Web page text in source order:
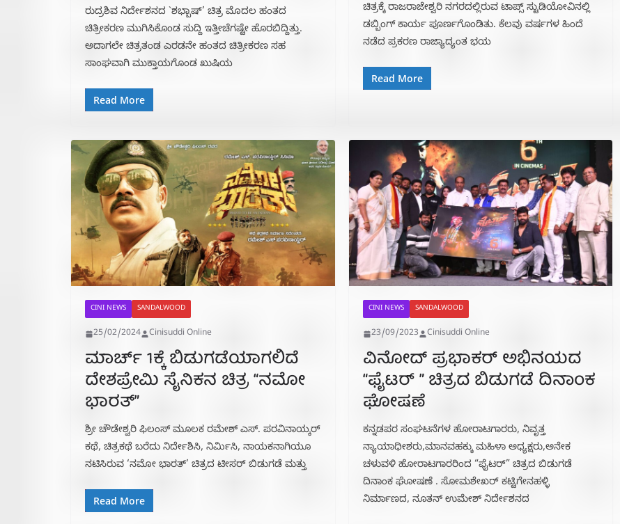
ರುದ್ರಶಿವ ನಿರ್ದೇಶನದ `ಶಭ್ಬಾಷ್’ ಚಿತ್ರ ಮೊದಲ ಹಂತದ
ಚಿತ್ರೀಕರಣ ಮುಗಿಸಿಕೊಂಡ ಸುದ್ದಿ ಇತ್ತೀಚೆಗಷ್ಟೇ ಹೊರಬಿದ್ದಿತ್ತು.
ಅದಾಗಲೇ ಚಿತ್ರತಂಡ ಎರಡನೇ ಹಂತದ ಚಿತ್ರೀಕರಣ ಸಹ
ಸಾಂಘವಾಗಿ ಮುಕ್ತಾಯಗೊಂಡ ಖುಷಿಯ
Read More
ಚಿತ್ರಕ್ಕೆ ರಾಜರಾಜೇಶ್ವರಿ ನಗರದಲ್ಲಿರುವ ಟಾಪ್ಸ್ ಸ್ಟುಡಿಯೋವಿನಲ್ಲಿ
ಡಬ್ಬಿಂಗ್ ಕಾರ್ಯ ಪೂರ್ಣಗೊಂಡಿತು. ಕೆಲವು ವರ್ಷಗಳ ಹಿಂದೆ
ನಡೆದ ಪ್ರಕರಣ ರಾಜ್ಯಾದ್ಯಂತ ಭಯ
Read More
CINI NEWS SANDALWOOD
25/02/2024 Cinisuddi Online
ಮಾರ್ಚ್ 1ಕ್ಕೆ ಬಿಡುಗಡೆಯಾಗಲಿದೆ
ದೇಶಪ್ರೇಮಿ ಸೈನಿಕನ ಚಿತ್ರ “ನಮೋ
ಭಾರತ್”
ಶ್ರೀ ಚೌಡೇಶ್ವರಿ ಫಿಲಂಸ್ ಮೂಲಕ ರಮೇಶ್ ಎಸ್. ಪರವಿನಾಯ್ಕರ್
ಕಥೆ, ಚಿತ್ರಕಥೆ ಬರೆದು ನಿರ್ದೇಶಿಸಿ, ನಿರ್ಮಿಸಿ, ನಾಯಕನಾಗಿಯೂ
ನಟಿಸಿರುವ ‘ನಮೋ ಭಾರತ್‍’ ಚಿತ್ರದ ಟೀಸರ್‍ ಬಿಡುಗಡೆ ಮತ್ತು
Read More
CINI NEWS SANDALWOOD
23/09/2023 Cinisuddi Online
ವಿನೋದ್ ಪ್ರಭಾಕರ್ ಅಭಿನಯದ
“ಫೈಟರ್ ” ಚಿತ್ರದ ಬಿಡುಗಡೆ ದಿನಾಂಕ
ಘೋಷಣೆ
ಕನ್ನಡಪರ ಸಂಘಟನೆಗಳ ಹೋರಾಟಗಾರರು, ನಿವೃತ್ತ
ನ್ಯಾಯಾಧೀಶರು,ಮಾನವಹಕ್ಕು ಮಹಿಳಾ ಅಧ್ಯಕ್ಷರು,ಅನೇಕ
ಚಳುವಳಿ ಹೋರಾಟಗಾರರಿಂದ “ಫೈಟರ್” ಚಿತ್ರದ ಬಿಡುಗಡೆ
ದಿನಾಂಕ ಘೋಷಣೆ . ಸೋಮಶೇಖರ್ ಕಟ್ಟಿಗೇನಹಳ್ಳಿ
ನಿರ್ಮಾಣದ, ನೂತನ್ ಉಮೇಶ್ ನಿರ್ದೇಶನದ